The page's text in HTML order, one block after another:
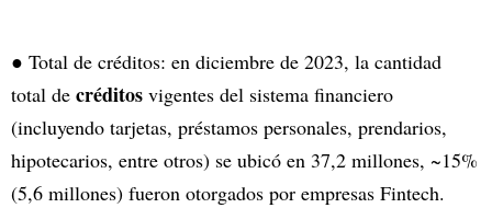
● Total de créditos: en diciembre de 2023, la cantidad
total de créditos vigentes del sistema financiero
(incluyendo tarjetas, préstamos personales, prendarios,
hipotecarios, entre otros) se ubicó en 37,2 millones, ~15%
(5,6 millones) fueron otorgados por empresas Fintech.